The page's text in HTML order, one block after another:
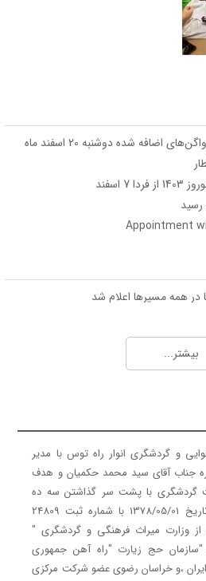
شده دوشنبه 20 اسفند ماه
رسید
Appointment
همه مسیرها اعلام شد
شرکت هواپیمایی پویا
شرکت هواپیمایی آوا
شرکت هواپیمایی آتا
شرکت هواپیمایی معراج
شرکت هواپیمایی قشم
شرکت هواپیمایی کیش ایر
شرکت های هواپیمایی 3
بیشتر...
و گردشگری انوار راه توس با مدیر
جناب آقای سید محمد حکمیان و هدف
گردشگری با پشت سر گذاشتن سه ده
تجربه در ارائه خدمات در تاریخ 1378/05/01 با شماره ثبت 24809
وزارت میراث فرهنگی و گردشگری "
"سازمان حج زیارت "راه آهن جمهوری
،و خراسان رضوی عضو شرکت مرکزی